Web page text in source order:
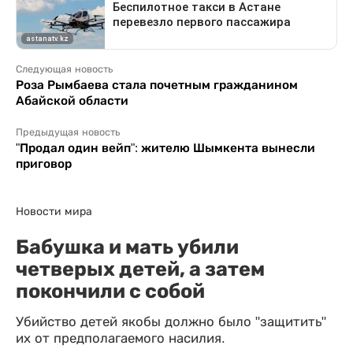
Следующая новость
Роза Рымбаева стала почетным гражданином
Абайской области
Предыдущая новость
"Продал один вейп": жителю Шымкента вынесли
приговор
Новости мира
Бабушка и мать убили
четверых детей, а затем
покончили с собой
Убийство детей якобы должно было "защитить"
их от предполагаемого насилия.